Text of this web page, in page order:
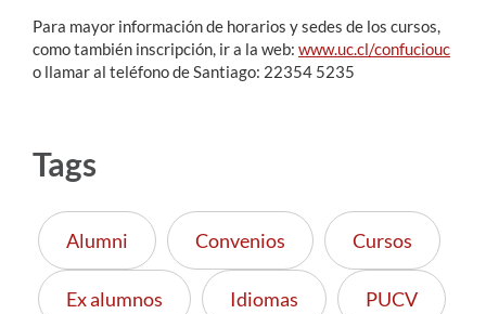
Para mayor información de horarios y sedes de los cursos,
como también inscripción, ir a la web: www.uc.cl/confuciouc
o llamar al teléfono de Santiago: 22354 5235
Tags
Alumni Convenios Cursos
Ex alumnos Idiomas PUCV